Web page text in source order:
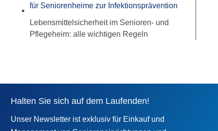
Lebensmittelsicherheit im Senioren- und
Pflegeheim: alle wichtigen Regeln
Halten Sie sich auf dem Laufenden!
Unser Newsletter ist exklusiv für Einkauf und